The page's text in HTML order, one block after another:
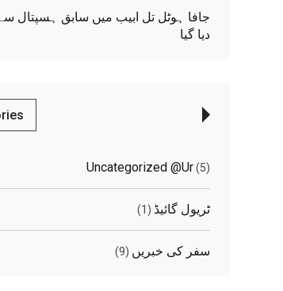
جافا ہوٹل تل ابیب میں سابق ہسپتال سے
دیا گیا
Uncategorized @ur(5)
ٹریول گائیڈ (1)
سفر کی خبریں (9)